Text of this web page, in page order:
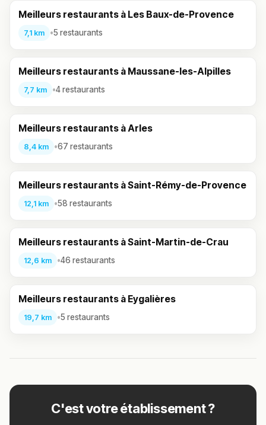
Meilleurs restaurants à Les Baux-de-Provence
7,1 km •5 restaurants
Meilleurs restaurants à Maussane-les-Alpilles
7,7 km •4 restaurants
Meilleurs restaurants à Arles
8,4 km •67 restaurants
Meilleurs restaurants à Saint-Rémy-de-Provence
12,1 km •58 restaurants
Meilleurs restaurants à Saint-Martin-de-Crau
12,6 km •46 restaurants
Meilleurs restaurants à Eygalières
19,7 km •5 restaurants
C'est votre établissement ?